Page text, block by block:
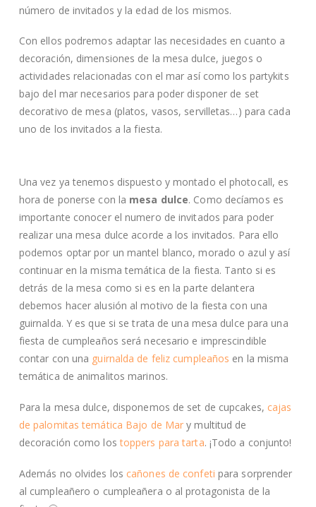
número de invitados y la edad de los mismos.
Con ellos podremos adaptar las necesidades en cuanto a
decoración, dimensiones de la mesa dulce, juegos o
actividades relacionadas con el mar así como los partykits
bajo del mar necesarios para poder disponer de set
decorativo de mesa (platos, vasos, servilletas…) para cada
uno de los invitados a la fiesta.
Una vez ya tenemos dispuesto y montado el photocall, es
hora de ponerse con la mesa dulce. Como decíamos es
importante conocer el numero de invitados para poder
realizar una mesa dulce acorde a los invitados. Para ello
podemos optar por un mantel blanco, morado o azul y así
continuar en la misma temática de la fiesta. Tanto si es
detrás de la mesa como si es en la parte delantera
debemos hacer alusión al motivo de la fiesta con una
guirnalda. Y es que si se trata de una mesa dulce para una
fiesta de cumpleaños será necesario e imprescindible
contar con una guirnalda de feliz cumpleaños en la misma
temática de animalitos marinos.
Para la mesa dulce, disponemos de set de cupcakes, cajas
de palomitas temática Bajo de Mar y multitud de
decoración como lostoppers para tarta. ¡Todo a conjunto!
Además no olvides los cañones de confeti para sorprender
al cumpleañero o cumpleañera o al protagonista de la